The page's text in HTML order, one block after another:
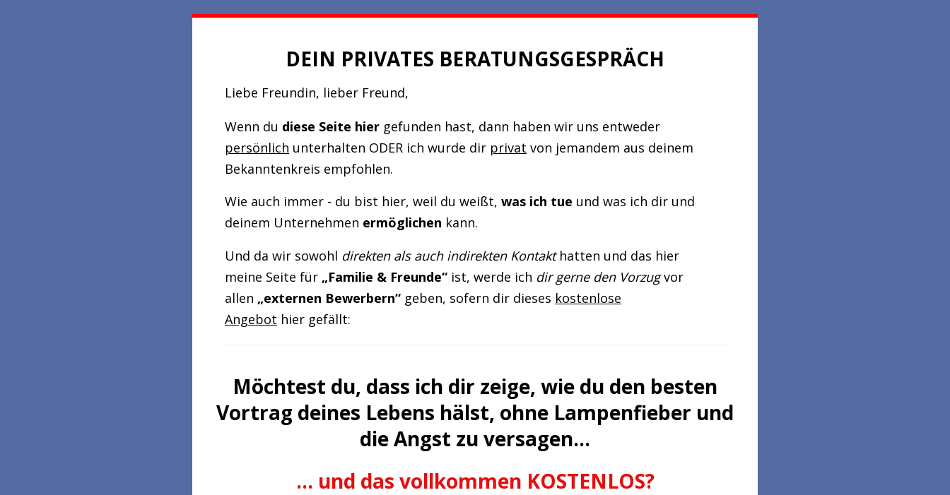
DEIN PRIVATES BERATUNGSGESPRÄCH
Liebe Freundin, lieber Freund,
Wenn du diese Seite hier gefunden hast, dann haben wir uns entweder
persönlich unterhalten ODER ich wurde dir privat von jemandem aus deinem
Bekanntenkreis empfohlen.
Wie auch immer - du bist hier, weil du weißt, was ich tue und was ich dir und
deinem Unternehmen ermöglichen kann.
Und da wir sowohl direkten als auch indirekten Kontakthatten und das hier
meine Seite für „Familie & Freunde“ ist, werde ich dir gerne den Vorzugvor
allen „externen Bewerbern“ geben, sofern dir dieses kostenlose
Angebot hier gefällt:
Möchtest du, dass ich dir zeige, wie du den besten
Vortrag deines Lebens hälst, ohne Lampenfieber und
die Angst zu versagen…
... und das vollkommen KOSTENLOS?